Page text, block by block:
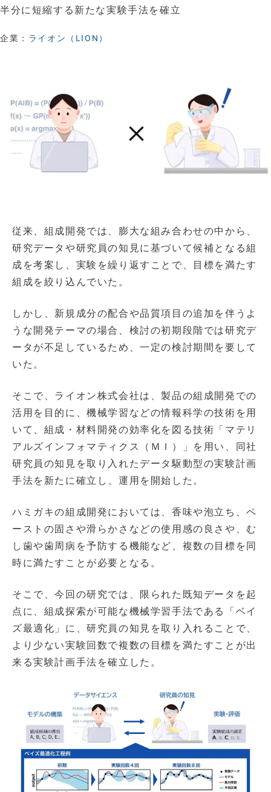
半分に短縮する新たな実験手法を確立
企業： ライオン（LION）
従来、組成開発では、膨大な組み合わせの中から、
研究データや研究員の知見に基づいて候補となる組
成を考案し、実験を繰り返すことで、目標を満たす
組成を絞り込んでいた。
しかし、新規成分の配合や品質項目の追加を伴うよ
うな開発テーマの場合、検討の初期段階では研究デ
ータが不足しているため、一定の検討期間を要して
いた。
そこで、ライオン株式会社は、製品の組成開発での
活用を目的に、機械学習などの情報科学の技術を用
いて、組成・材料開発の効率化を図る技術「マテリ
アルズインフォマティクス（ＭＩ）」を用い、同社
研究員の知見を取り入れたデータ駆動型の実験計画
手法を新たに確立し、運用を開始した。
ハミガキの組成開発においては、香味や泡立ち、ペ
ーストの固さや滑らかさなどの使用感の良さや、む
し歯や歯周病を予防する機能など、複数の目標を同
時に満たすことが必要となる。
そこで、今回の研究では、限られた既知データを起
点に、組成探索が可能な機械学習手法である「ベイ
ズ最適化」に、研究員の知見を取り入れることで、
より少ない実験回数で複数の目標を満たすことが出
来る実験計画手法を確立した。